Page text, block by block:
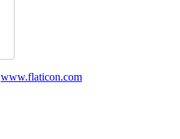
www.flaticon.com